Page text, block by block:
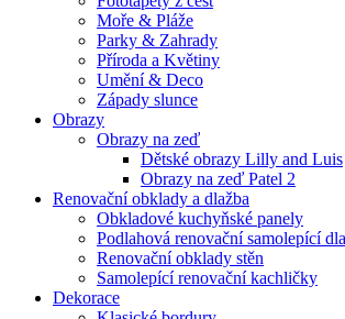
Moře & Pláže
Parky & Zahrady
Příroda a Květiny
Umění & Deco
Západy slunce
Obrazy
Obrazy na zeď
Dětské obrazy Lilly and Luis
Obrazy na zeď Patel 2
Renovační obklady a dlažba
Obkladové kuchyňské panely
Podlahová renovační samolepící
Renovační obklady stěn
Samolepící renovační kachličky
Dekorace